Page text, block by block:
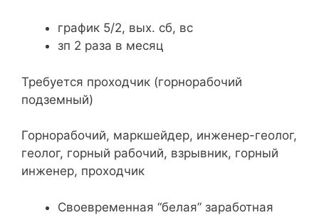
график 5/2, вых. сб, вс
зп 2 раза в месяц
Требуется проходчик (горнорабочий
подземный)
Горнорабочий, маркшейдер, инженер-геолог,
геолог, горный рабочий, взрывник, горный
инженер, проходчик
​Своевременная “белая” заработная